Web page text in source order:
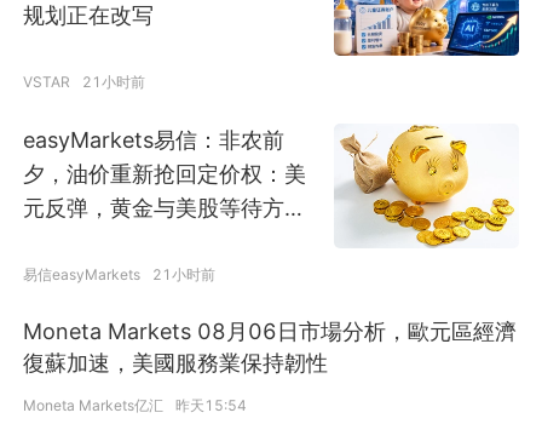
规划正在改写
VSTAR 21小时前
easyMarkets易信：非农前
夕，油价重新抢回定价权：美
元反弹，黄金与美股等待方向
易信easyMarkets 21小时前
Moneta Markets 08月06日市場分析，歐元區經濟
復蘇加速，美國服務業保持韌性
Moneta Markets亿汇 昨天15:54